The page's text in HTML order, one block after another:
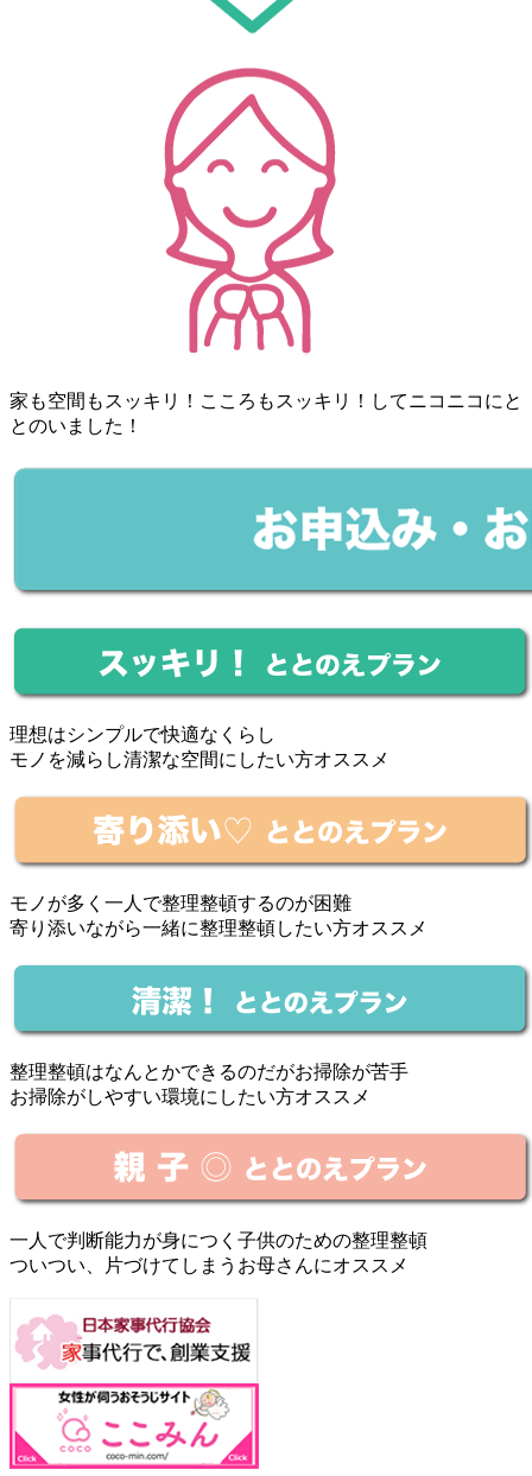
家も空間もスッキリ！こころもスッキリ！してニコニコにと
とのいました！
理想はシンプルで快適なくらし
モノを減らし清潔な空間にしたい方オススメ
モノが多く一人で整理整頓するのが困難
寄り添いながら一緒に整理整頓したい方オススメ
整理整頓はなんとかできるのだがお掃除が苦手
お掃除がしやすい環境にしたい方オススメ
一人で判断能力が身につく子供のための整理整頓
ついつい、片づけてしまうお母さんにオススメ